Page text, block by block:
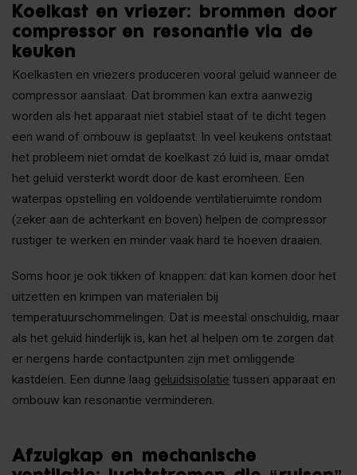
Koelkast en vriezer: brommen door
compressor en resonantie via de
keuken
Koelkasten en vriezers produceren vooral geluid wanneer de
compressor aanslaat. Dat brommen kan extra aanwezig
worden als het apparaat niet stabiel staat of te dicht tegen
een wand of ombouw is geplaatst. In veel keukens ontstaat
het probleem niet omdat de koelkast zó luid is, maar omdat
het geluid versterkt wordt door de kast eromheen. Een
waterpas opstelling en voldoende ventilatieruimte rondom
(zeker aan de achterkant en boven) helpen de compressor
rustiger te werken en minder vaak hard te hoeven draaien.
Soms hoor je ook tikken of knappen: dat kan komen door het
uitzetten en krimpen van materialen bij
temperatuurschommelingen. Dat is meestal onschuldig, maar
als het geluid hinderlijk is, kan het al helpen om te zorgen dat
er nergens harde contactpunten zijn met omliggende
kastdelen. Een dunne laag geluidsisolatie tussen apparaat en
ombouw kan resonantie verminderen.
Afzuigkap en mechanische